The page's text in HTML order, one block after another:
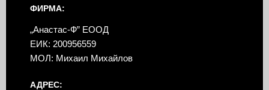
ФИРМА:
„Анастас-Ф” ЕООД
ЕИК: 200956559
МОЛ: Михаил Михайлов
АДРЕС: